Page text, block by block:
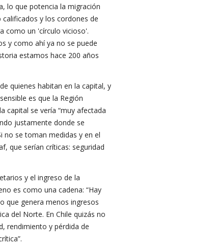
lo que potencia la migración
y los cordones de
como un 'círculo vicioso'.
y como ahí ya no se puede
estamos hace 200 años
quienes habitan en la capital, y
es que la Región
capital se vería “muy afectada
justamente donde se
no se toman medidas y en el
que serían críticas: seguridad
y el ingreso de la
es como una cadena: “Hay
que genera menos ingresos
del Norte. En Chile quizás no
rendimiento y pérdida de